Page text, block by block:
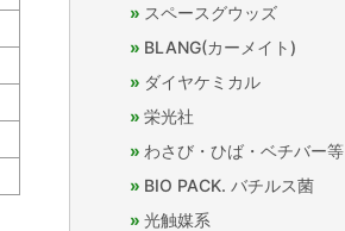
スペースグウッズ
BLANG(カーメイト)
ダイヤケミカル
栄光社
わさび・ひば・ベチバー等
BIO PACK. バチルス菌
光触媒系